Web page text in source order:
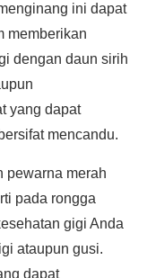
ini dapat
memberikan
dengan daun sirih
yang dapat
mencandu.
pewarna merah
pada rongga
gigi Anda
ataupun gusi.
dapat